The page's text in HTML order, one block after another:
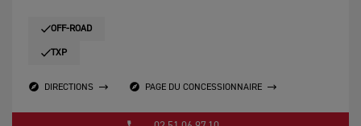
OFF-ROAD
TXP
DIRECTIONS PAGE DU CONCESSIONNAIRE